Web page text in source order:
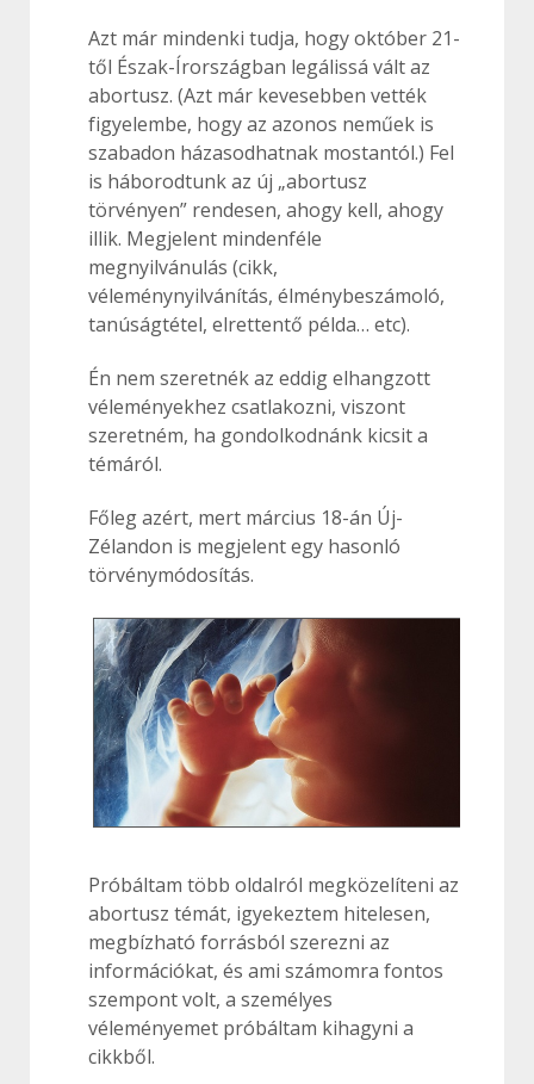
Azt már mindenki tudja, hogy október 21-
től Észak-Írországban legálissá vált az
abortusz. (Azt már kevesebben vették
figyelembe, hogy az azonos neműek is
szabadon házasodhatnak mostantól.) Fel
is háborodtunk az új „abortusz
törvényen” rendesen, ahogy kell, ahogy
illik. Megjelent mindenféle
megnyilvánulás (cikk,
véleménynyilvánítás, élménybeszámoló,
tanúságtétel, elrettentő példa… etc).
Én nem szeretnék az eddig elhangzott
véleményekhez csatlakozni, viszont
szeretném, ha gondolkodnánk kicsit a
témáról.
Főleg azért, mert március 18-án Új-
Zélandon is megjelent egy hasonló
törvénymódosítás.
Próbáltam több oldalról megközelíteni az
abortusz témát, igyekeztem hitelesen,
megbízható forrásból szerezni az
információkat, és ami számomra fontos
szempont volt, a személyes
véleményemet próbáltam kihagyni a
cikkből.